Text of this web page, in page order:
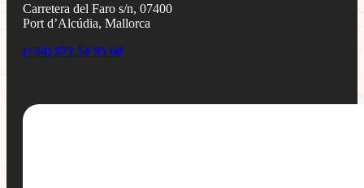
Carretera del Faro s/n, 07400
Port d’Alcúdia, Mallorca
(+34) 971 54 95 60